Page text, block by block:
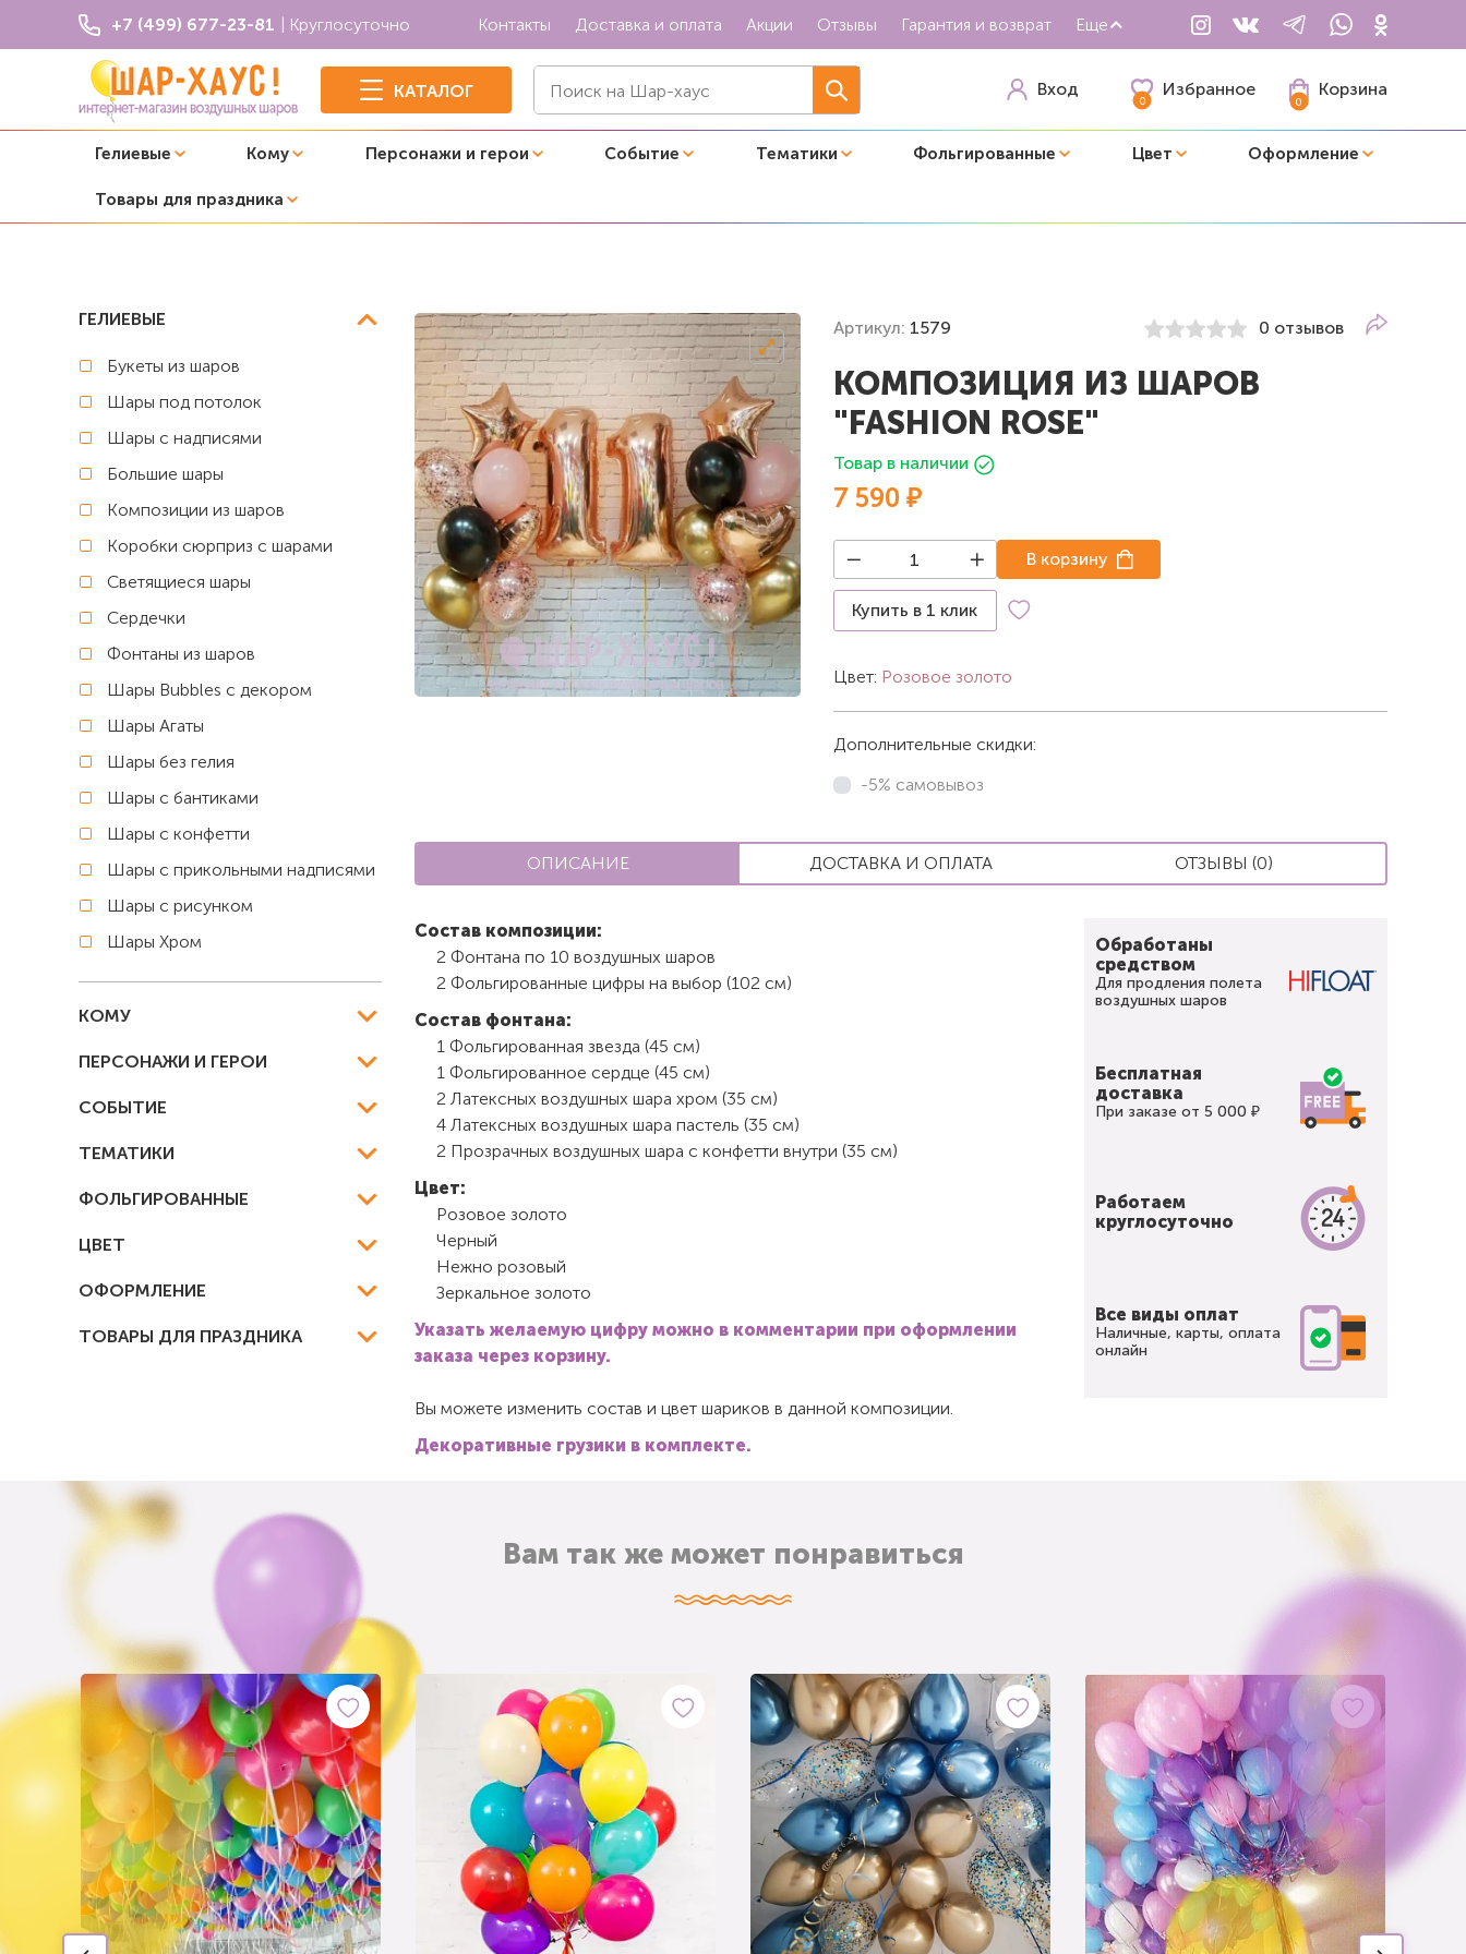
+7 (499) 677-23-81 | Круглосуточно Контакты Доставка и оплата Акции Отзывы Гарантия и возврат Еще
КАТАЛОГ Вход
0
Избранное
0
Корзина
Гелиевые Кому Персонажи и герои Событие Тематики Фольгированные Цвет Оформление
Товары для праздника
C цифрой
ГЕЛИЕВЫЕ
Букеты из шаров
Шары под потолок
Шары с надписями
Большие шары
Композиции из шаров
Коробки сюрприз с шарами
Светящиеся шары
Сердечки
Фонтаны из шаров
Шары Bubbles с декором
Шары Агаты
Шары без гелия
Шары с бантиками
Шары с конфетти
Шары с прикольными надписями
Шары с рисунком
Шары Хром
КОМУ
ПЕРСОНАЖИ И ГЕРОИ
СОБЫТИЕ
ТЕМАТИКИ
ФОЛЬГИРОВАННЫЕ
ЦВЕТ
ОФОРМЛЕНИЕ
ТОВАРЫ ДЛЯ ПРАЗДНИКА
Артикул: 1579 0 отзывов
КОМПОЗИЦИЯ ИЗ ШАРОВ
"FASHION ROSE"
Товар в наличии
7 590 ₽
Купить в 1 клик
В корзину
Цвет: Розовое золото
Дополнительные скидки:
-5% самовывоз
ОПИСАНИЕ ДОСТАВКА И ОПЛАТА ОТЗЫВЫ (0)
Состав композиции:
2 Фонтана по 10 воздушных шаров
2 Фольгированные цифры на выбор (102 см)
Состав фонтана:
1 Фольгированная звезда (45 см)
1 Фольгированное сердце (45 см)
2 Латексных воздушных шара хром (35 см)
4 Латексных воздушных шара пастель (35 см)
2 Прозрачных воздушных шара с конфетти внутри (35 см)
Цвет:
Розовое золото
Черный
Нежно розовый
Зеркальное золото
Указать желаемую цифру можно в комментарии при оформлении
заказа через корзину.
Вы можете изменить состав и цвет шариков в данной композиции.
Декоративные грузики в комплекте.
Обработаны
средством
Для продления полета
воздушных шаров
Бесплатная
доставка
При заказе от 5 000 ₽
Работаем
круглосуточно
Все виды оплат
Наличные, карты, оплата
онлайн
Вам так же может понравиться